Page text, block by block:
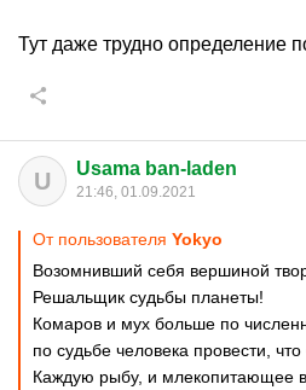
Тут даже трудно определение
U Usama ban-laden
21:46, 01.09.2021
От пользователя Yokyo
Возомнивший себя вершиной
Решальщик судьбы планеты!
Комаров и мух больше по
по судьбе человека провести,
Каждую рыбу, и млекопитающее в